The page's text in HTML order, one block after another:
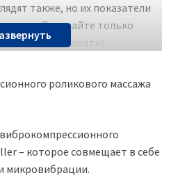
также, но их показатели
Покупайте только
аппараты!
как правило, над экраном
аппарат оригинальный, на
роликового массажа
– которое совмещает в себе
микровибрации.